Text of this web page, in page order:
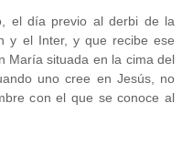
el día previo al derbi de la
y el Inter, y que recibe ese
María situada en la cima del
uno cree en Jesús, no
con el que se conoce al